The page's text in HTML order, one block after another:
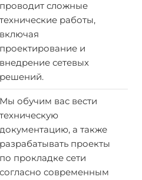
проводит сложные
технические работы,
включая
проектирование и
внедрение сетевых
решений.
Мы обучим вас вести
техническую
документацию, а также
разрабатывать проекты
по прокладке сети
согласно современным